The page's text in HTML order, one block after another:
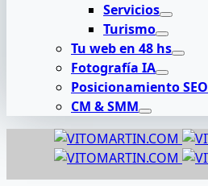
Servicios
Turismo
Tu web en 48 hs
Fotografía IA
Posicionamiento SEO
CM & SMM